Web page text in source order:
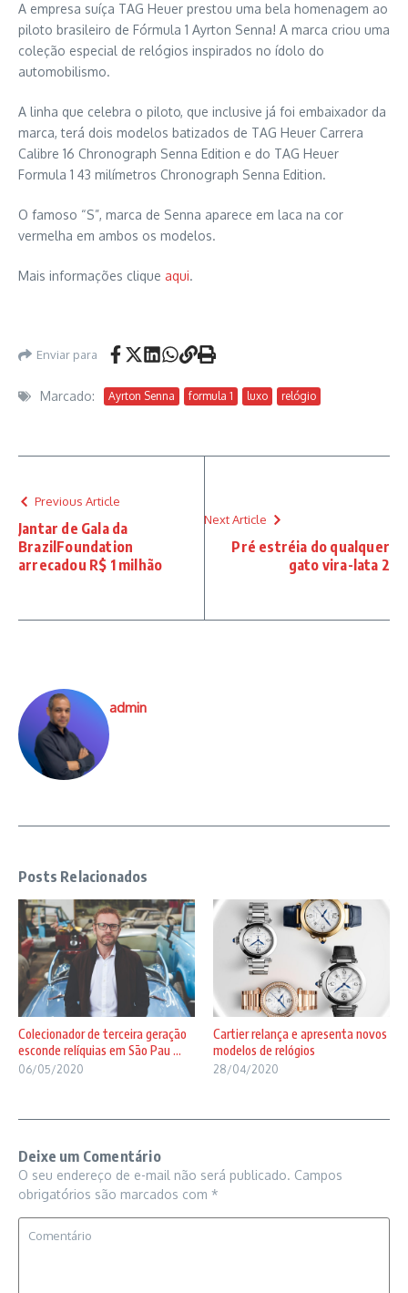
A empresa suíça TAG Heuer prestou uma bela homenagem ao
piloto brasileiro de Fórmula 1 Ayrton Senna! A marca criou uma
coleção especial de relógios inspirados no ídolo do
automobilismo.
A linha que celebra o piloto, que inclusive já foi embaixador da
marca, terá dois modelos batizados de TAG Heuer Carrera
Calibre 16 Chronograph Senna Edition e do TAG Heuer
Formula 1 43 milímetros Chronograph Senna Edition.
O famoso “S”, marca de Senna aparece em laca na cor
vermelha em ambos os modelos.
Mais informações clique aqui.
Enviar para
Marcado: Ayrton Senna formula 1 luxo relógio
Previous Article
Jantar de Gala da
BrazilFoundation
arrecadou R$ 1 milhão
Next Article
Pré estréia do qualquer
gato vira-lata 2
admin
Posts Relacionados
Colecionador de terceira geração
esconde relíquias em São Pau ...
06/05/2020
Cartier relança e apresenta novos
modelos de relógios
28/04/2020
Deixe um Comentário
O seu endereço de e-mail não será publicado. Campos
obrigatórios são marcados com *